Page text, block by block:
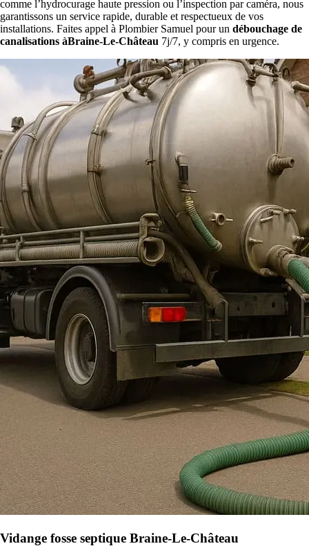
comme l’hydrocurage haute pression ou l’inspection par caméra, nous
garantissons un service rapide, durable et respectueux de vos
installations. Faites appel à Plombier Samuel pour un débouchage de
canalisations àBraine-Le-Château 7j/7, y compris en urgence.
Vidange fosse septique Braine-Le-Château